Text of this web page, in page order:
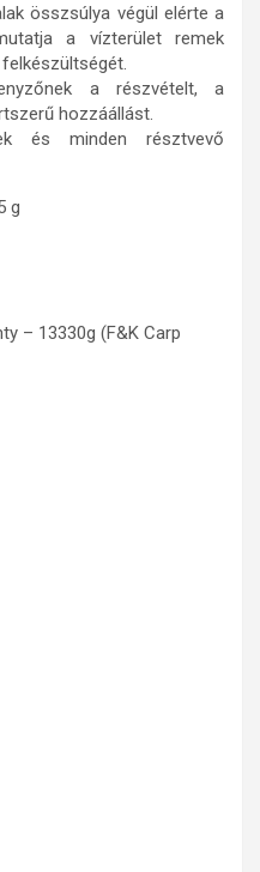
összsúlya végül elérte a
a vízterület remek
a részvételt, a
hozzáállást.
és minden résztvevő
g
– 13330g (F&K Carp